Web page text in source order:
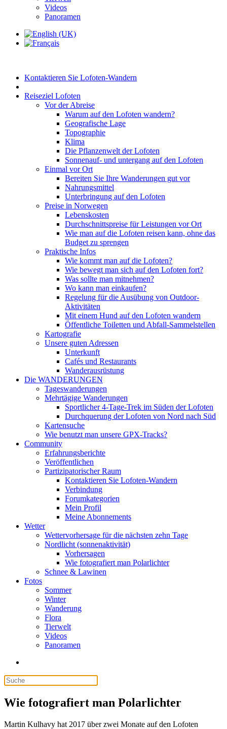
Videos
Panoramen
Kontaktieren Sie Lofoten-Wandern
Reiseziel Lofoten
Vor der Abreise
Warum auf den Lofoten wandern?
Geografische Lage
Topographie
Klima
Die Pflanzenwelt der Lofoten
Sonnenauf- und untergang auf den Lofoten
Einmal vor Ort
Bereiten Sie Ihre Wanderungen gut vor
Nahrungsmittel
Unterbringung auf den Lofoten
Preise in Norwegen
Lebenskosten
Durchschnittspreise für Leistungen vor Ort
Wie man auf die Lofoten reisen kann, ohne das
Budget zu sprengen
Praktische Infos
Wie kommt man auf die Lofoten?
Wie bewegt man sich auf den Lofoten fort?
Was sollte man mitnehmen?
Wo kann man einkaufen?
Regelung für die Ausübung von Outdoor-
Aktivitäten
Mit einem Hund auf den Lofoten wandern
Öffentliche Toiletten und Abfall-Sammelstellen
Kartografie
Unsere guten Adressen
Unterkunft
Cafés und Restaurants
Wanderausrüstung
Die WANDERUNGEN
Tageswanderungen
Mehrtägige Wanderungen
Sportlicher 4-Tage-Trek im Süden der Lofoten
Durchquerung der Lofoten von Nord nach Süd
Kartensuche
Wie benutzt man unsere GPX-Tracks?
Community
Erfahrungsberichte
Veröffentlichen
Partizipatorischer Raum
Kontaktieren Sie Lofoten-Wandern
Verbindung
Forumkategorien
Mein Profil
Meine Abonnements
Wetter
Wettervorhersage für die nächsten zehn Tage
Nordlicht (sonnenaktivität)
Vorhersagen
Wie fotografiert man Polarlichter
Schnee & Lawinen
Fotos
Sommer
Winter
Wanderung
Flora
Tierwelt
Videos
Panoramen
Wie fotografiert man Polarlichter
Martin Kulhavy hat 2017 über zwei Monate auf den Lofoten